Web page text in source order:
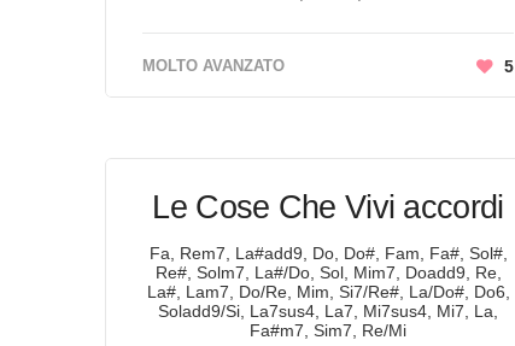
MOLTO AVANZATO 5
Le Cose Che Vivi accordi
Fa, Rem7, La#add9, Do, Do#, Fam, Fa#, Sol#,
Re#, Solm7, La#/Do, Sol, Mim7, Doadd9, Re,
La#, Lam7, Do/Re, Mim, Si7/Re#, La/Do#, Do6,
Soladd9/Si, La7sus4, La7, Mi7sus4, Mi7, La,
Fa#m7, Sim7, Re/Mi